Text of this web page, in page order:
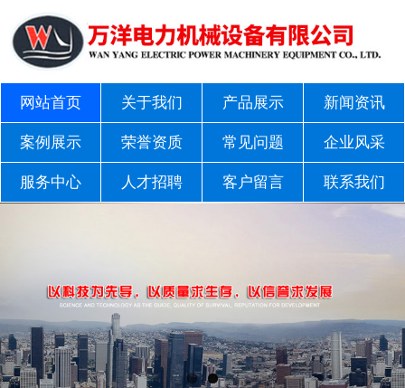
网站首页 关于我们 产品展示 新闻资讯
案例展示 荣誉资质 常见问题 企业风采
服务中心 人才招聘 客户留言 联系我们